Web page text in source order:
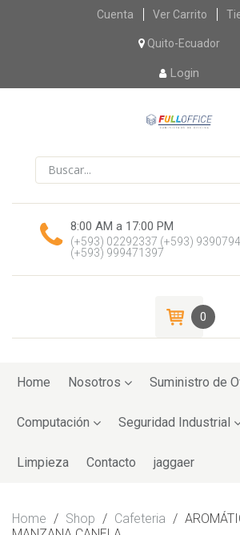
Skip
content
Cuenta Ver Carrito
Quito-Ecuador
Login
8:00 AM a 17:00 PM
(+593) 02292337 (+593)
(+593) 999471397
0
toHome Nosotros Suministro de
Computación Seguridad Industrial
Limpieza Contacto jaggaer
Home / Shop / Cafeteria /